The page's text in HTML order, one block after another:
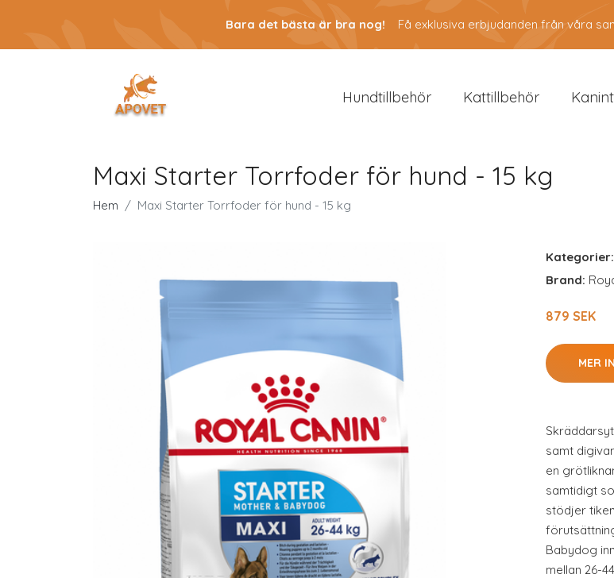
Bara det bästa är bra nog! Få exklusiva erbjudanden från våra
Hundtillbehör Kattillbehör
Maxi Starter Torrfoder för hund - 15 kg
Hem Maxi Starter Torrfoder för hund - 15 kg
Kategorier:
Brand:
879 SEK
MER
samt
en
samtidigt
stödjer
Babydog
mellan 26-